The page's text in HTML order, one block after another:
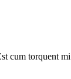
cum torquent